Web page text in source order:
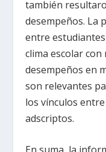
también
desempeños. La
entre
clima escolar
desempeños en
son relevantes
los vínculos
adscriptos.